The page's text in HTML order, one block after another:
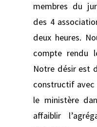
membres du
des 4
deux heures.
compte rendu
Notre désir est
constructif avec
le ministère
affaiblir